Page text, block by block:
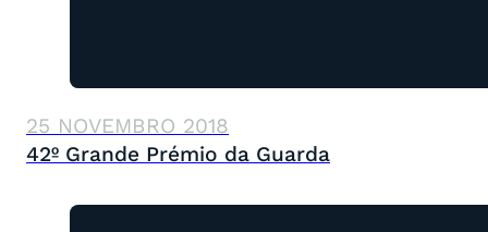
25 NOVEMBRO 2018
42º Grande Prémio da Guarda